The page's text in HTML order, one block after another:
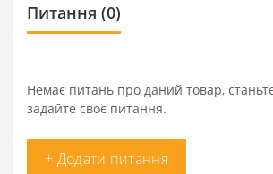
Питання (0)
Немає питань про даний товар,
задайте своє питання.
+ Додати питання